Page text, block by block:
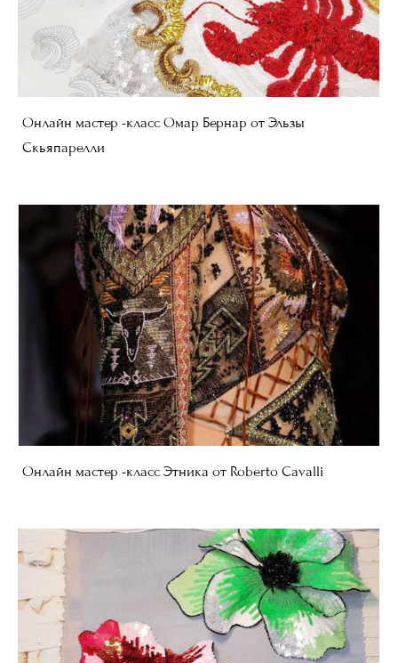
Онлайн мастер -класс Омар Бернар от Эльзы
Скьяпарелли
Онлайн мастер -класс Этника от Roberto Cavalli